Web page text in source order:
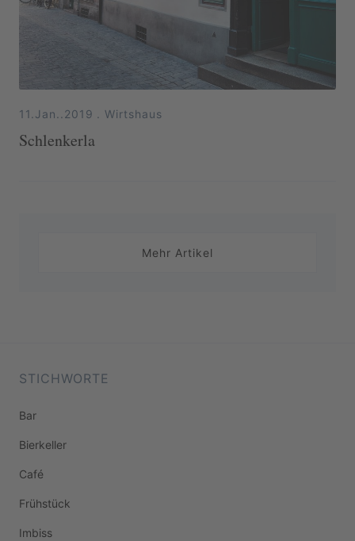
11.Jan..2019 Wirtshaus
Schlenkerla
Mehr Artikel
STICHWORTE
Bar
Bierkeller
Café
Frühstück
Imbiss